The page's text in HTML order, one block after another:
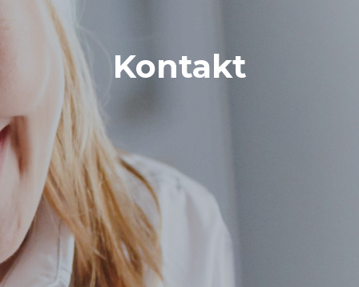
Kontakt